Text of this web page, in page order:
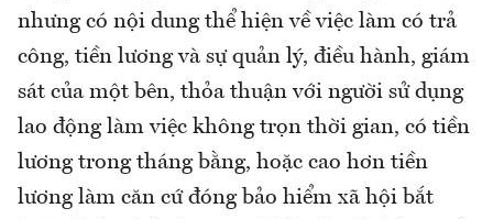
nhưng có nội dung thể hiện về việc làm có trả
công, tiền lương và sự quản lý, điều hành, giám
sát của một bên, thỏa thuận với người sử dụng
lao động làm việc không trọn thời gian, có tiền
lương trong tháng bằng, hoặc cao hơn tiền
lương làm căn cứ đóng bảo hiểm xã hội bắt